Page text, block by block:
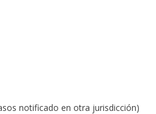
notificado en otra jurisdicción)